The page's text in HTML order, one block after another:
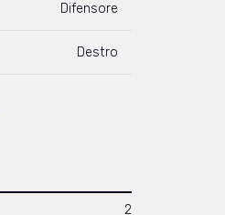
Difensore
Destro
2